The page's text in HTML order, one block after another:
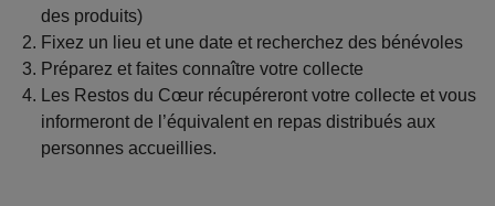
des produits)
Fixez un lieu et une date et recherchez des bénévoles
Préparez et faites connaître votre collecte
Les Restos du Cœur récupéreront votre collecte et vous
informeront de l’équivalent en repas distribués aux
personnes accueillies.